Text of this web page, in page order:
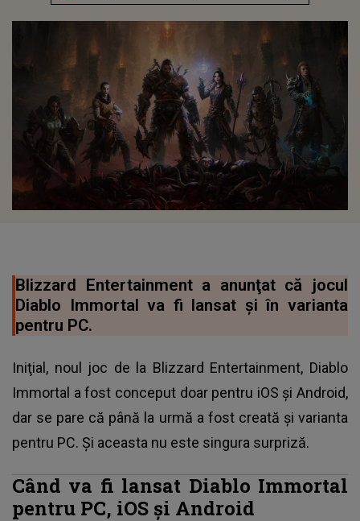
Blizzard Entertainment a anunţat că jocul
Diablo Immortal va fi lansat şi în varianta
pentru PC.
Iniţial, noul joc de la Blizzard Entertainment, Diablo
Immortal a fost conceput doar pentru iOS şi Android,
dar se pare că până la urmă a fost creată şi varianta
pentru PC. Şi aceasta nu este singura surpriză.
Când va fi lansat Diablo Immortal
pentru PC, iOS şi Android